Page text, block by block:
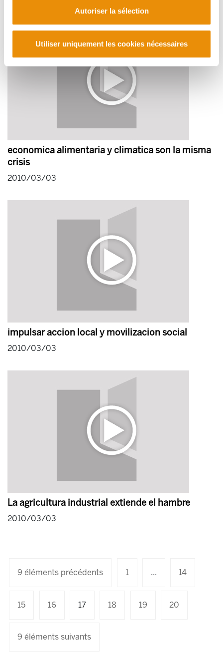
Autoriser la sélection
Utiliser uniquement les cookies nécessaires
economica alimentaria y climatica son la misma
crisis
2010/03/03
impulsar accion local y movilizacion social
2010/03/03
La agricultura industrial extiende el hambre
2010/03/03
9 éléments précédents 1 ... 14
15 16 17 18 19 20
9 éléments suivants